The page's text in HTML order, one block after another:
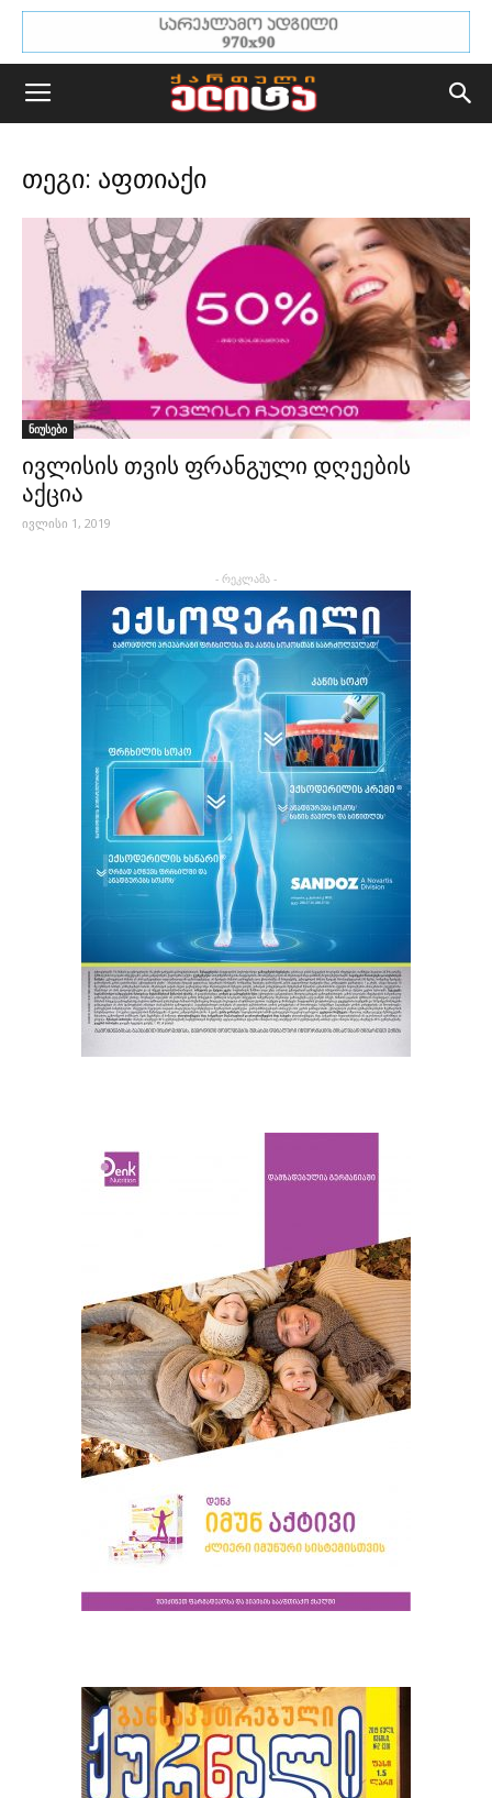
თეგი: აფთიაქი
ნიუსები
ივლისის თვის ფრანგული დღეების
აქცია
ივლისი 1, 2019
- რეკლამა -